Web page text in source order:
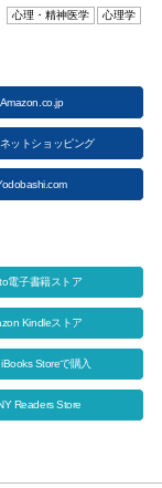
心理・精神医学 心理学
Amazon.co.jp
ットショッピング
電子書籍ストア
Kindleストア
Storeで購入
Readers Store